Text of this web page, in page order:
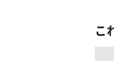
こ